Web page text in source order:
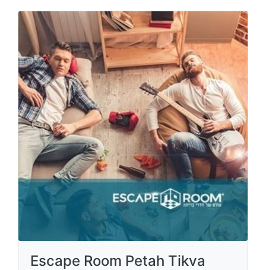
Escape Room Petah Tikva